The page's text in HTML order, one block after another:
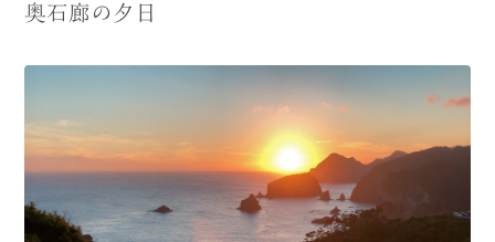
奥石廊の夕日